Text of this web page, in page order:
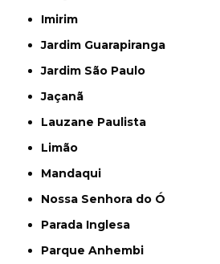
Imirim
Jardim Guarapiranga
Jardim São Paulo
Jaçanã
Lauzane Paulista
Limão
Mandaqui
Nossa Senhora do Ó
Parada Inglesa
Parque Anhembi